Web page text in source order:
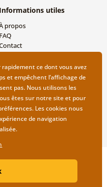
Informations utiles
propos
FAQ
© Dovido.fr.
en ligne créée par
ce dont vous avez
et empêchent l’affichage de
pas. Nous utilisons les
êtes sur notre site et pour
Les cookies nous
de navigation